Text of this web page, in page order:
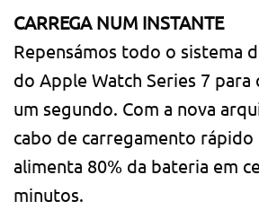
CARREGA NUM INSTANTE
Repensámos todo o sistema
do Apple Watch Series 7 para
um segundo. Com a nova
cabo de carregamento rápido
alimenta 80% da bateria em
minutos.